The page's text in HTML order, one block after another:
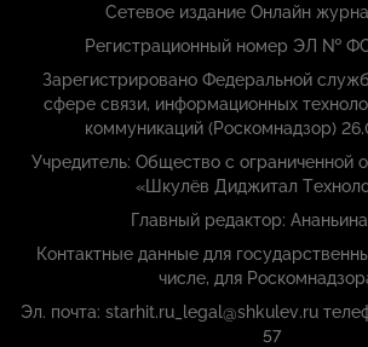
Сетевое издание Онлайн
Регистрационный номер ЭЛ №
Зарегистрировано Федеральной
сфере связи, информационных
коммуникаций (Роскомнадзор)
Учредитель: Общество с ограниченной
«Шкулёв Диджитал
Главный редактор:
Контактные данные для
числе, для
Эл. почта: starhit.ru_legal@shkulev.ru
57